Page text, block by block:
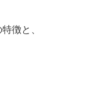
徴と、